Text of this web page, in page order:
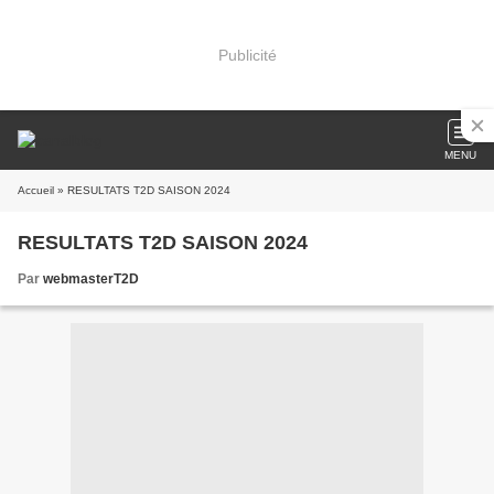
Publicité
MENU
Accueil » RESULTATS T2D SAISON 2024
RESULTATS T2D SAISON 2024
Par webmasterT2D